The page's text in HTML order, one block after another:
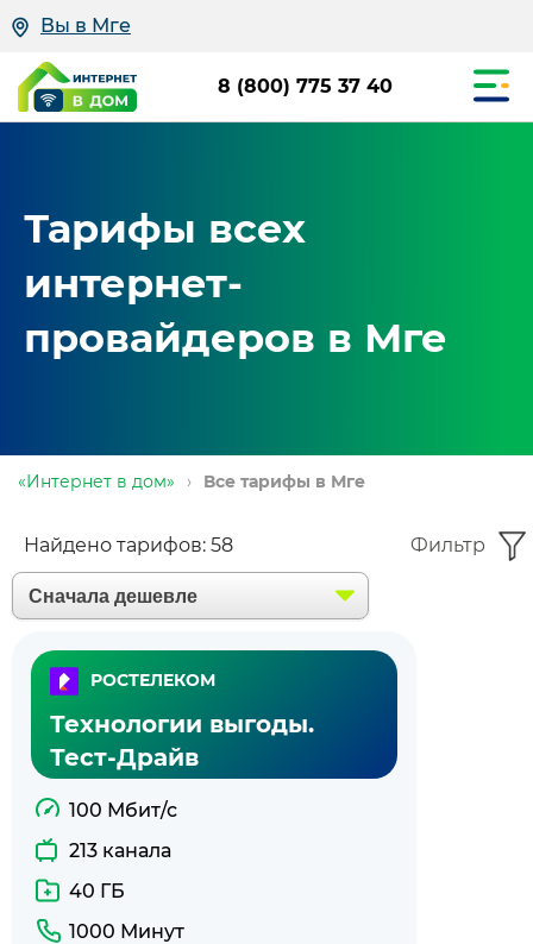
Вы в Мге
8 (800) 775 37 40
Тарифы всех
интернет-
провайдеров в Мге
«Интернет в дом» › Все тарифы в Мге
Найдено тарифов: 58 Фильтр
РОСТЕЛЕКОМ
Технологии выгоды.
Тест-Драйв
100 Мбит/с
213 канала
40 ГБ
1000 Минут